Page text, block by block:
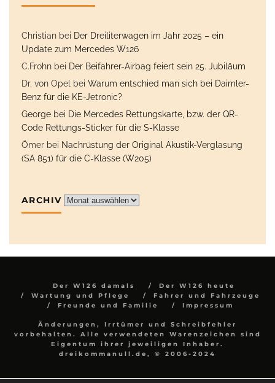
Christian bei Der Dreiliterwagen im Jahr 2025 – ein
Update zum Mercedes W126
C.Frohn bei Der Beifahrer-Airbag feiert sein 25. Jubiläum
Dr. von Opel
bei Warum entschied man sich bei Daimler-
Benz für die KE-Jetronic?
George bei Die Mercedes Rettungskarte, bzw. der QR-
Code Rettungs-Sticker für die S-Klasse
Ömer bei Nachrüstung der Original Akustik-Verglasung
(SA 851) für die C-Klasse (W205)
ARCHIV Archiv
Der W126 damals
Der W126 heute
Wartung und Pflege
Fahrer und Fahrzeuge
Freunde und Familie
Impressum
Änderungen, Irrtümer und Schreibfehler
vorbehalten. Alle verwendeten Warenzeichen sind
Eigentum ihrer jeweiligen Inhaber.
dreikommanull.de, © 2006-2024